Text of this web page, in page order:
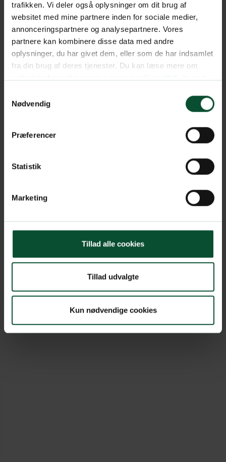
trafikken. Vi deler også oplysninger om dit brug af
websitet med mine partnere inden for sociale medier,
annonceringspartnere og analysepartnere. Vores
partnere kan kombinere disse data med andre
oplysninger, du har givet dem, eller som de har indsamlet
fra din brug af deres tjenester. Du kan læse mere om
Nødvendig
Præferencer
Statistik
Marketing
Tillad alle cookies
Tillad udvalgte
Kun nødvendige cookies